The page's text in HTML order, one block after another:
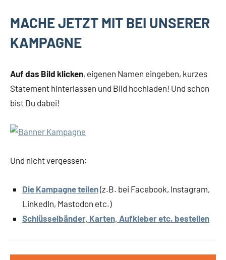
MACHE JETZT MIT BEI UNSERER
KAMPAGNE
Auf das Bild klicken, eigenen Namen eingeben, kurzes
Statement hinterlassen und Bild hochladen! Und schon
bist Du dabei!
Und nicht vergessen:
Die Kampagne teilen(z.B. bei Facebook, Instagram,
LinkedIn, Mastodon etc.)
Schlüsselbänder, Karten, Aufkleber etc. bestellen